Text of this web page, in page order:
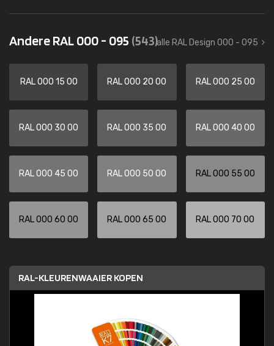
Andere RAL 000 - 095 (543)alle RAL Design 000 - 095
RAL 000 15 00 RAL 000 20 00 RAL 000 25 00
RAL 000 30 00 RAL 000 35 00 RAL 000 40 00
RAL 000 45 00 RAL 000 50 00 RAL 000 55 00
RAL 000 60 00 RAL 000 65 00 RAL 000 70 00
RAL-KLEURENWAAIER KOPEN